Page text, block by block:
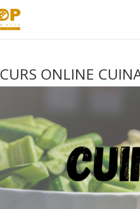
CURS ONLINE